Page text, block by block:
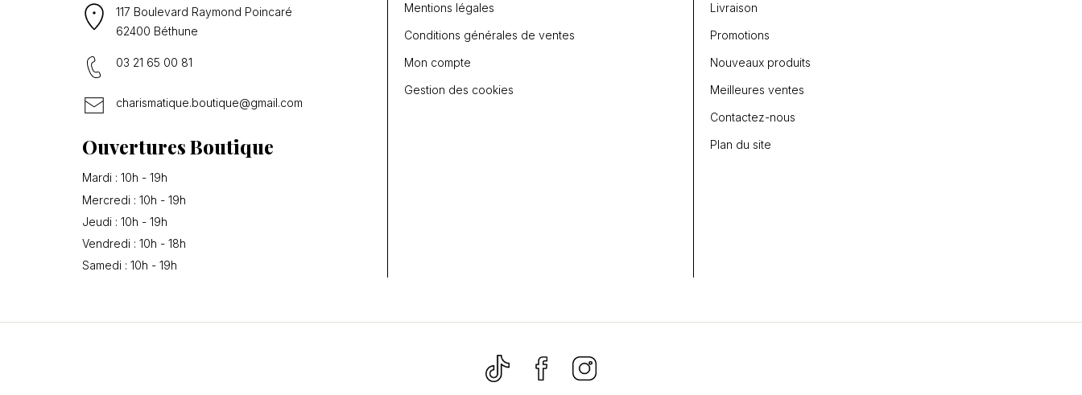
117 Boulevard Raymond Poincaré
62400 Béthune
03 21 65 00 81
charismatique.boutique@gmail.com
Ouvertures Boutique
Mardi : 10h - 19h
Mercredi : 10h - 19h
Jeudi : 10h - 19h
Vendredi : 10h - 18h
Samedi : 10h - 19h
Mentions légales
Conditions générales de ventes
Mon compte
Gestion des cookies
Livraison
Promotions
Nouveaux produits
Meilleures ventes
Contactez-nous
Plan du site